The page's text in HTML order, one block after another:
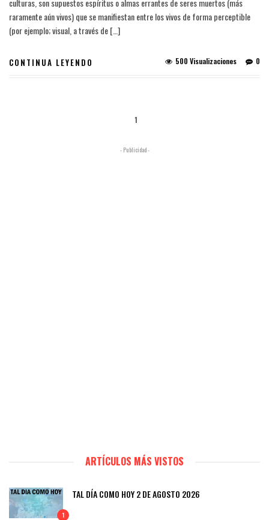
culturas, son supuestos espíritus o almas errantes de seres muertos (más
raramente aún vivos) que se manifiestan entre los vivos de forma perceptible
(por ejemplo; visual, a través de […]
CONTINUA LEYENDO 0
500 Visualizaciones
1
- Publicidad -
ARTÍCULOS MÁS VISTOS
1
TAL DÍA COMO HOY 2 DE AGOSTO 2026